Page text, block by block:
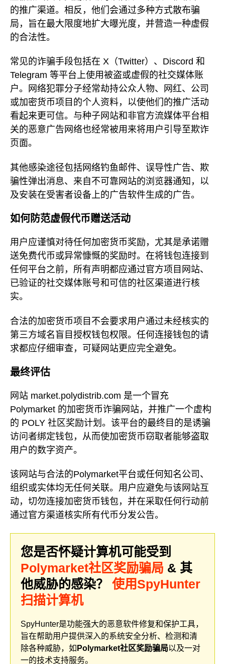
的推广渠道。相反，他们会通过多种方式散布骗
局，旨在最大限度地扩大曝光度，并营造一种虚假
的合法性。
常见的诈骗手段包括在 X（Twitter）、Discord 和
Telegram 等平台上使用被盗或虚假的社交媒体账
户。网络犯罪分子经常劫持公众人物、网红、公司
或加密货币项目的个人资料，以使他们的推广活动
看起来更可信。与种子网站和非官方流媒体平台相
关的恶意广告网络也经常被用来将用户引导至欺诈
页面。
其他感染途径包括网络钓鱼邮件、误导性广告、欺
骗性弹出消息、来自不可靠网站的浏览器通知，以
及安装在受害者设备上的广告软件生成的广告。
如何防范虚假代币赠送活动
用户应谨慎对待任何加密货币奖励，尤其是承诺赠
送免费代币或异常慷慨的奖励时。在将钱包连接到
任何平台之前，所有声明都应通过官方项目网站、
已验证的社交媒体账号和可信的社区渠道进行核
实。
合法的加密货币项目不会要求用户通过未经核实的
第三方域名盲目授权钱包权限。任何连接钱包的请
求都应仔细审查，可疑网站更应完全避免。
最终评估
网站 market.polydistrib.com 是一个冒充
Polymarket 的加密货币诈骗网站，并推广一个虚构
的 POLY 社区奖励计划。该平台的最终目的是诱骗
访问者绑定钱包，从而使加密货币窃取者能够盗取
用户的数字资产。
该网站与合法的Polymarket平台或任何知名公司、
组织或实体均无任何关联。用户应避免与该网站互
动，切勿连接加密货币钱包，并在采取任何行动前
通过官方渠道核实所有代币分发公告。
您是否怀疑计算机可能受到
Polymarket社区奖励骗局 & 其
他威胁的感染？ 使用SpyHunter
扫描计算机
SpyHunter是功能强大的恶意软件修复和保护工具，
旨在帮助用户提供深入的系统安全分析、检测和清
除各种威胁，如 Polymarket社区奖励骗局以及一对
一的技术支持服务。